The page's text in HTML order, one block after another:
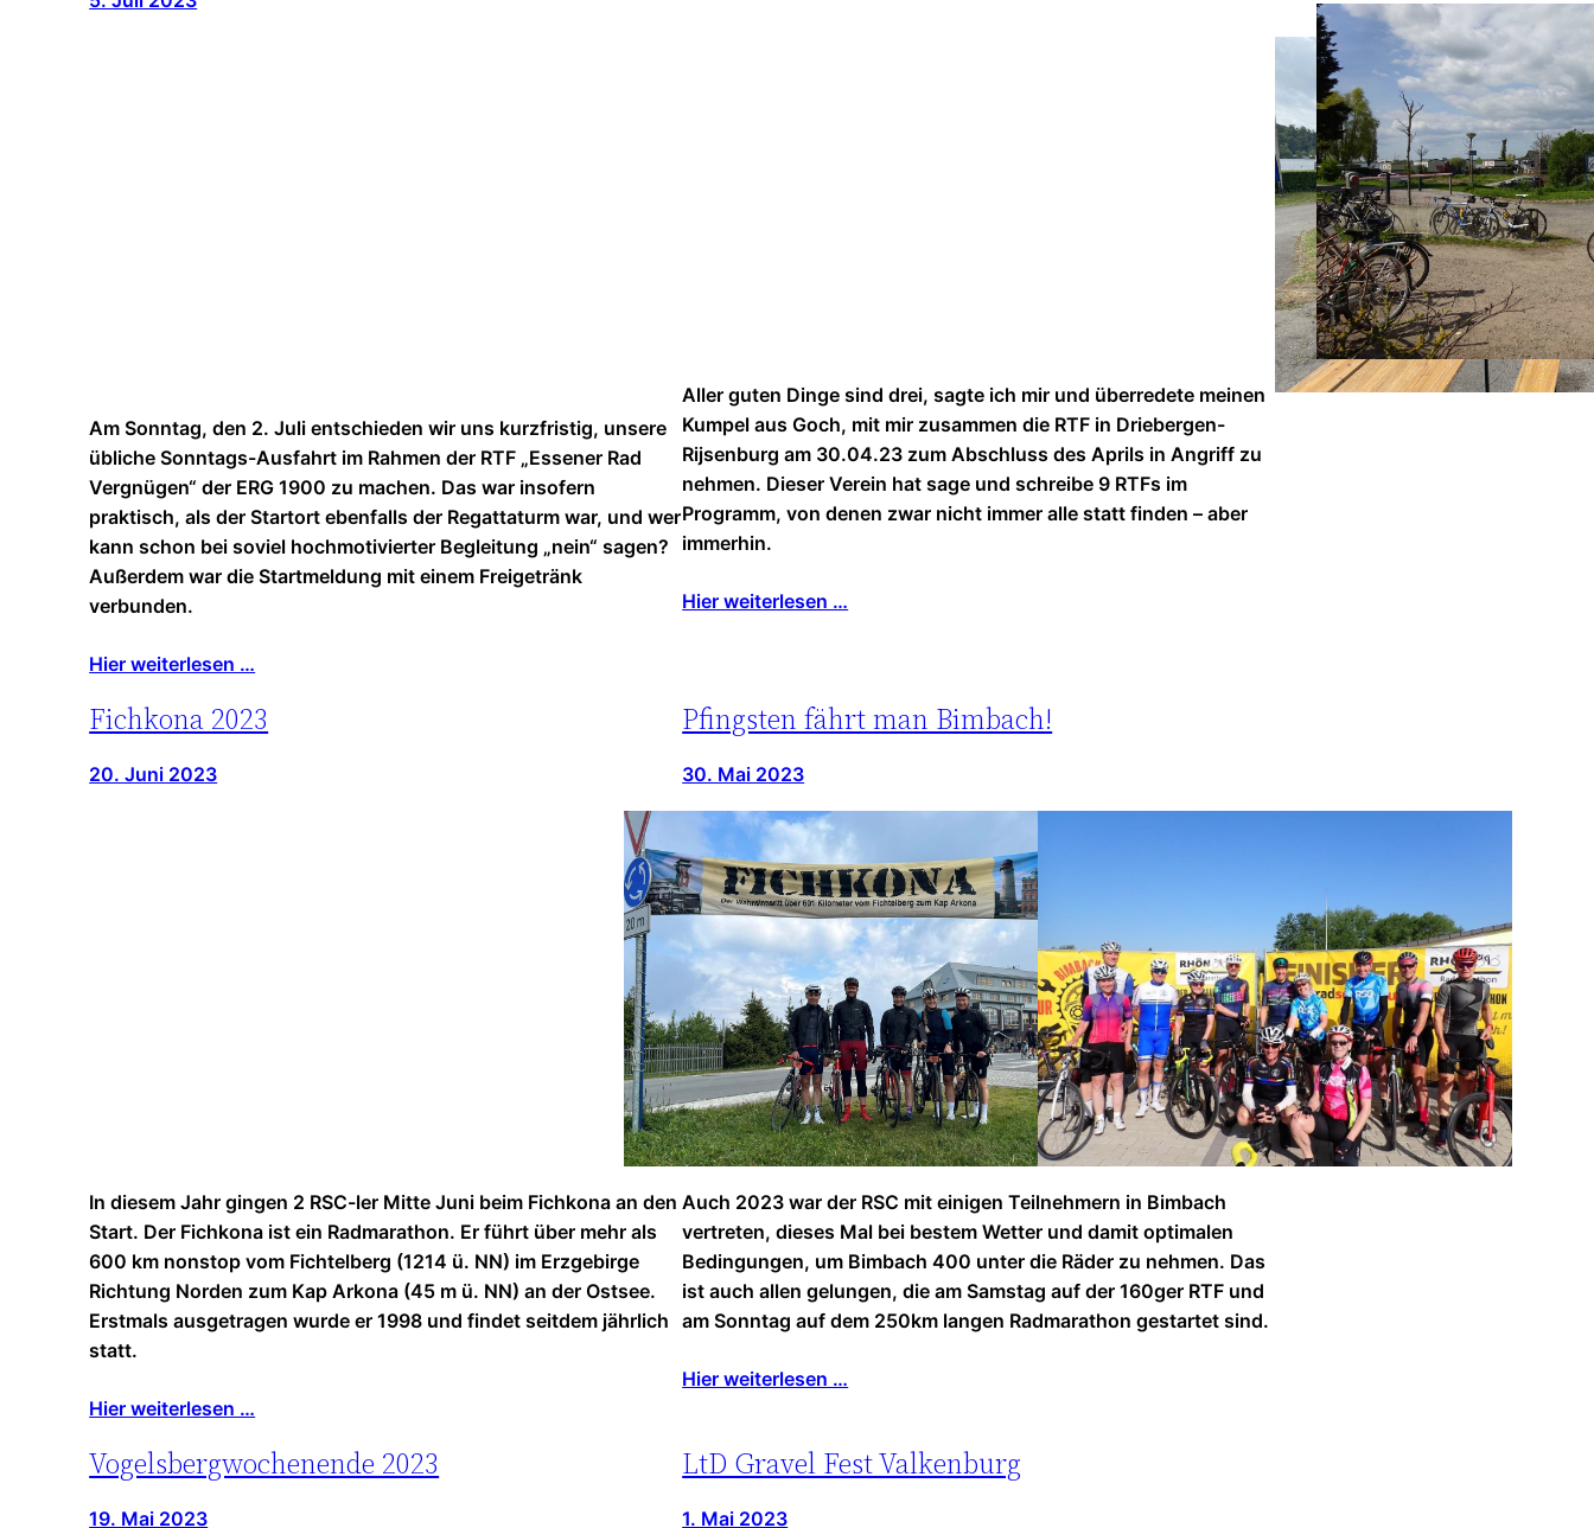
Am Sonntag, den 2. Juli entschieden wir uns kurzfristig, unsere
übliche Sonntags-Ausfahrt im Rahmen der RTF „Essener Rad
Vergnügen“ der ERG 1900 zu machen. Das war insofern
praktisch, als der Startort ebenfalls der Regattaturm war, und wer
kann schon bei soviel hochmotivierter Begleitung „nein“ sagen?
Außerdem war die Startmeldung mit einem Freigetränk
verbunden.
Hier weiterlesen …
Aller guten Dinge sind drei, sagte ich mir und überredete meinen
Kumpel aus Goch, mit mir zusammen die RTF in Driebergen-
Rijsenburg am 30.04.23 zum Abschluss des Aprils in Angriff zu
nehmen. Dieser Verein hat sage und schreibe 9 RTFs im
Programm, von denen zwar nicht immer alle statt finden – aber
immerhin.
Hier weiterlesen …
Fichkona 2023
20. Juni 2023
In diesem Jahr gingen 2 RSC-ler Mitte Juni beim Fichkona an den
Start. Der Fichkona ist ein Radmarathon. Er führt über mehr als
600 km nonstop vom Fichtelberg (1214 ü. NN) im Erzgebirge
Richtung Norden zum Kap Arkona (45 m ü. NN) an der Ostsee.
Erstmals ausgetragen wurde er 1998 und findet seitdem jährlich
statt.
Hier weiterlesen …
Pfingsten fährt man Bimbach!
30. Mai 2023
Auch 2023 war der RSC mit einigen Teilnehmern in Bimbach
vertreten, dieses Mal bei bestem Wetter und damit optimalen
Bedingungen, um Bimbach 400 unter die Räder zu nehmen. Das
ist auch allen gelungen, die am Samstag auf der 160ger RTF und
am Sonntag auf dem 250km langen Radmarathon gestartet sind.
Hier weiterlesen …
Vogelsbergwochenende 2023
19. Mai 2023
LtD Gravel Fest Valkenburg
1. Mai 2023